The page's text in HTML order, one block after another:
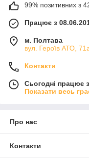
99% позитивних з
Працює з
м. Полтава
вул. Героїв АТО,
Контакти
Сьогодні працює
Показати весь
Про нас
Контакти